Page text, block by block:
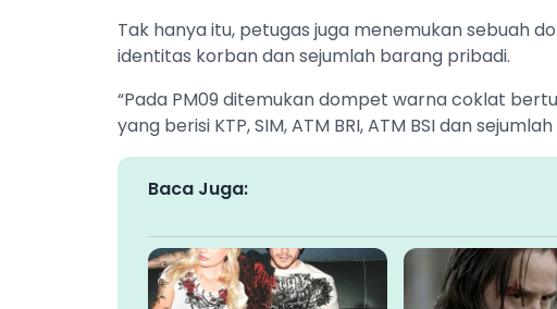
Tak hanya itu, petugas juga menemukan sebuah
identitas korban dan sejumlah barang pribadi.
“Pada PM09 ditemukan dompet warna coklat
yang berisi KTP, SIM, ATM BRI, ATM BSI dan
Baca Juga: